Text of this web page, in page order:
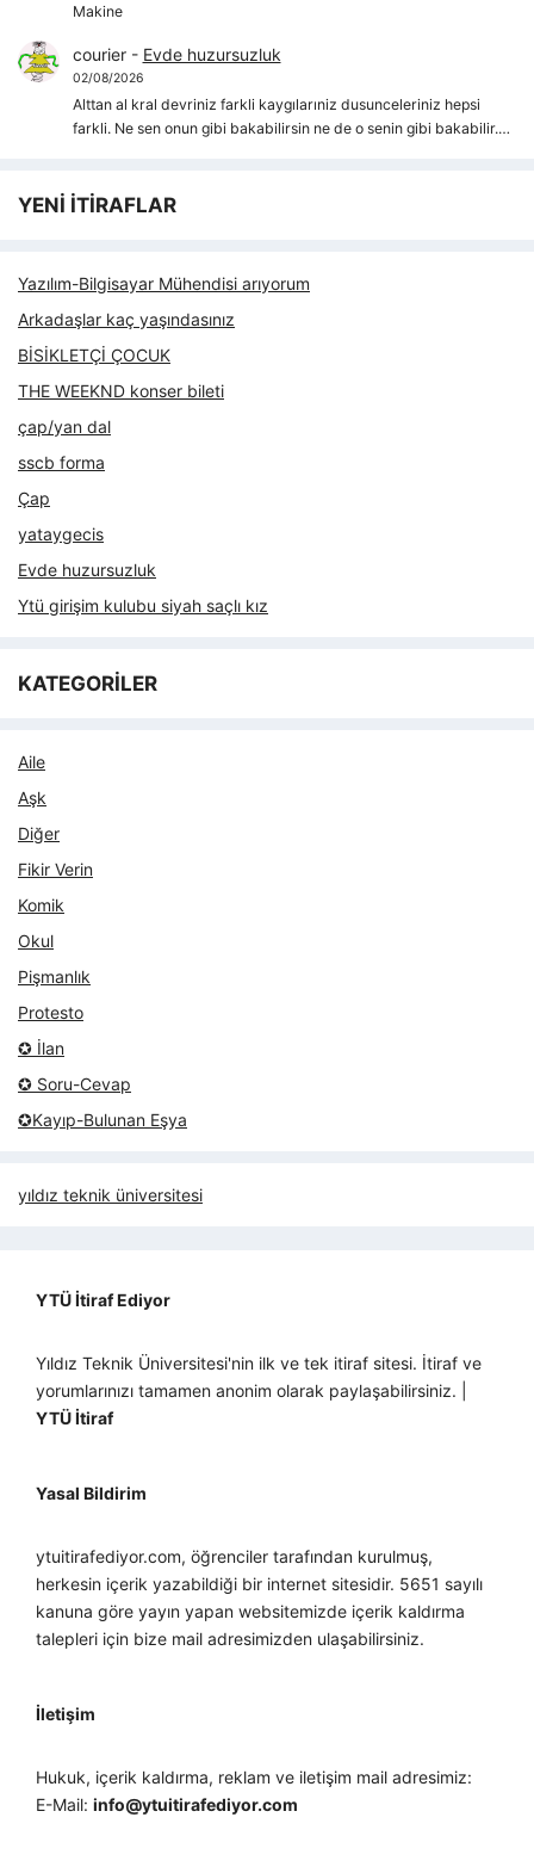
Makine
courier- Evde huzursuzluk
02/08/2026
Alttan al kral devriniz farkli kaygılarıniz dusunceleriniz hepsi
farkli. Ne sen onun gibi bakabilirsin ne de o senin gibi bakabilir.…
YENİ İTİRAFLAR
Yazılım-Bilgisayar Mühendisi arıyorum
Arkadaşlar kaç yaşındasınız
BİSİKLETÇİ ÇOCUK
THE WEEKND konser bileti
çap/yan dal
sscb forma
Çap
yataygecis
Evde huzursuzluk
Ytü girişim kulubu siyah saçlı kız
KATEGORİLER
Aile
Aşk
Diğer
Fikir Verin
Komik
Okul
Pişmanlık
Protesto
✪ İlan
✪ Soru-Cevap
✪Kayıp-Bulunan Eşya
yıldız teknik üniversitesi
YTÜ İtiraf Ediyor
Yıldız Teknik Üniversitesi'nin ilk ve tek itiraf sitesi. İtiraf ve
yorumlarınızı tamamen anonim olarak paylaşabilirsiniz. |
YTÜ İtiraf
Yasal Bildirim
ytuitirafediyor.com, öğrenciler tarafından kurulmuş,
herkesin içerik yazabildiği bir internet sitesidir. 5651 sayılı
kanuna göre yayın yapan websitemizde içerik kaldırma
talepleri için bize mail adresimizden ulaşabilirsiniz.
İletişim
Hukuk, içerik kaldırma, reklam ve iletişim mail adresimiz:
E-Mail: info@ytuitirafediyor.com